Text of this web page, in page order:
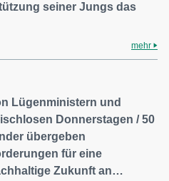
seiner Jungs das
mehr
Lügenministern und
Donnerstagen / 50
übergeben
für eine
Zukunft an…